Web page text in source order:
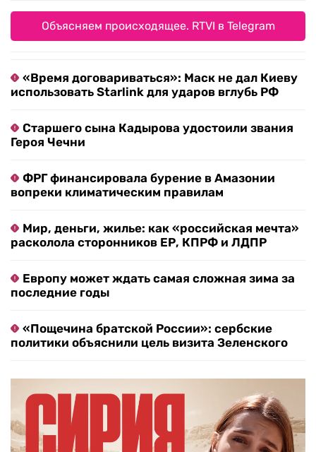
Объясняем происходящее. RTVI в Telegram
«Время договариваться»: Маск не дал Киеву
использовать Starlink для ударов вглубь РФ
Старшего сына Кадырова удостоили звания
Героя Чечни
ФРГ финансировала бурение в Амазонии
вопреки климатическим правилам
Мир, деньги, жилье: как «российская мечта»
расколола сторонников ЕР, КПРФ и ЛДПР
Европу может ждать самая сложная зима за
последние годы
«Пощечина братской России»: сербские
политики объяснили цель визита Зеленского